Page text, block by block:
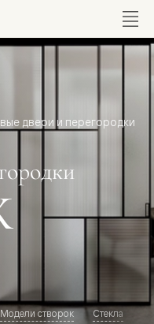
двери и перегородки
Модели створок Стекла